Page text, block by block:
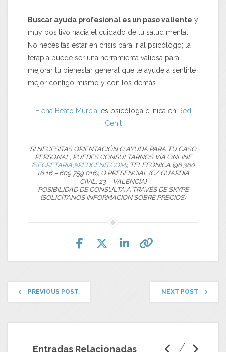
Buscar ayuda profesional es un paso valiente y
muy positivo hacia el cuidado de tu salud mental.
No necesitas estar en crisis para ir al psicólogo; la
terapia puede ser una herramienta valiosa para
mejorar tu bienestar general que te ayude a sentirte
mejor contigo mismo y con los demás.
Elena Beato Murcia, es psicóloga clínica en Red
Cenit
SI NECESITAS ORIENTACIÓN O AYUDA PARA TU CASO
PERSONAL, PUEDES CONSULTARNOS VÍA ONLINE
(SECRETARIA@REDCENIT.COM); TELEFÓNICA (96 360
16 16 – 609 759 016); O PRESENCIAL (C/ GUARDIA
CIVIL, 23 – VALENCIA)
POSIBILIDAD DE CONSULTA A TRAVÉS DE SKYPE
(SOLICÍTANOS INFORMACIÓN SOBRE PRECIOS)
PREVIOUS POST NEXT POST
Entradas Relacionadas